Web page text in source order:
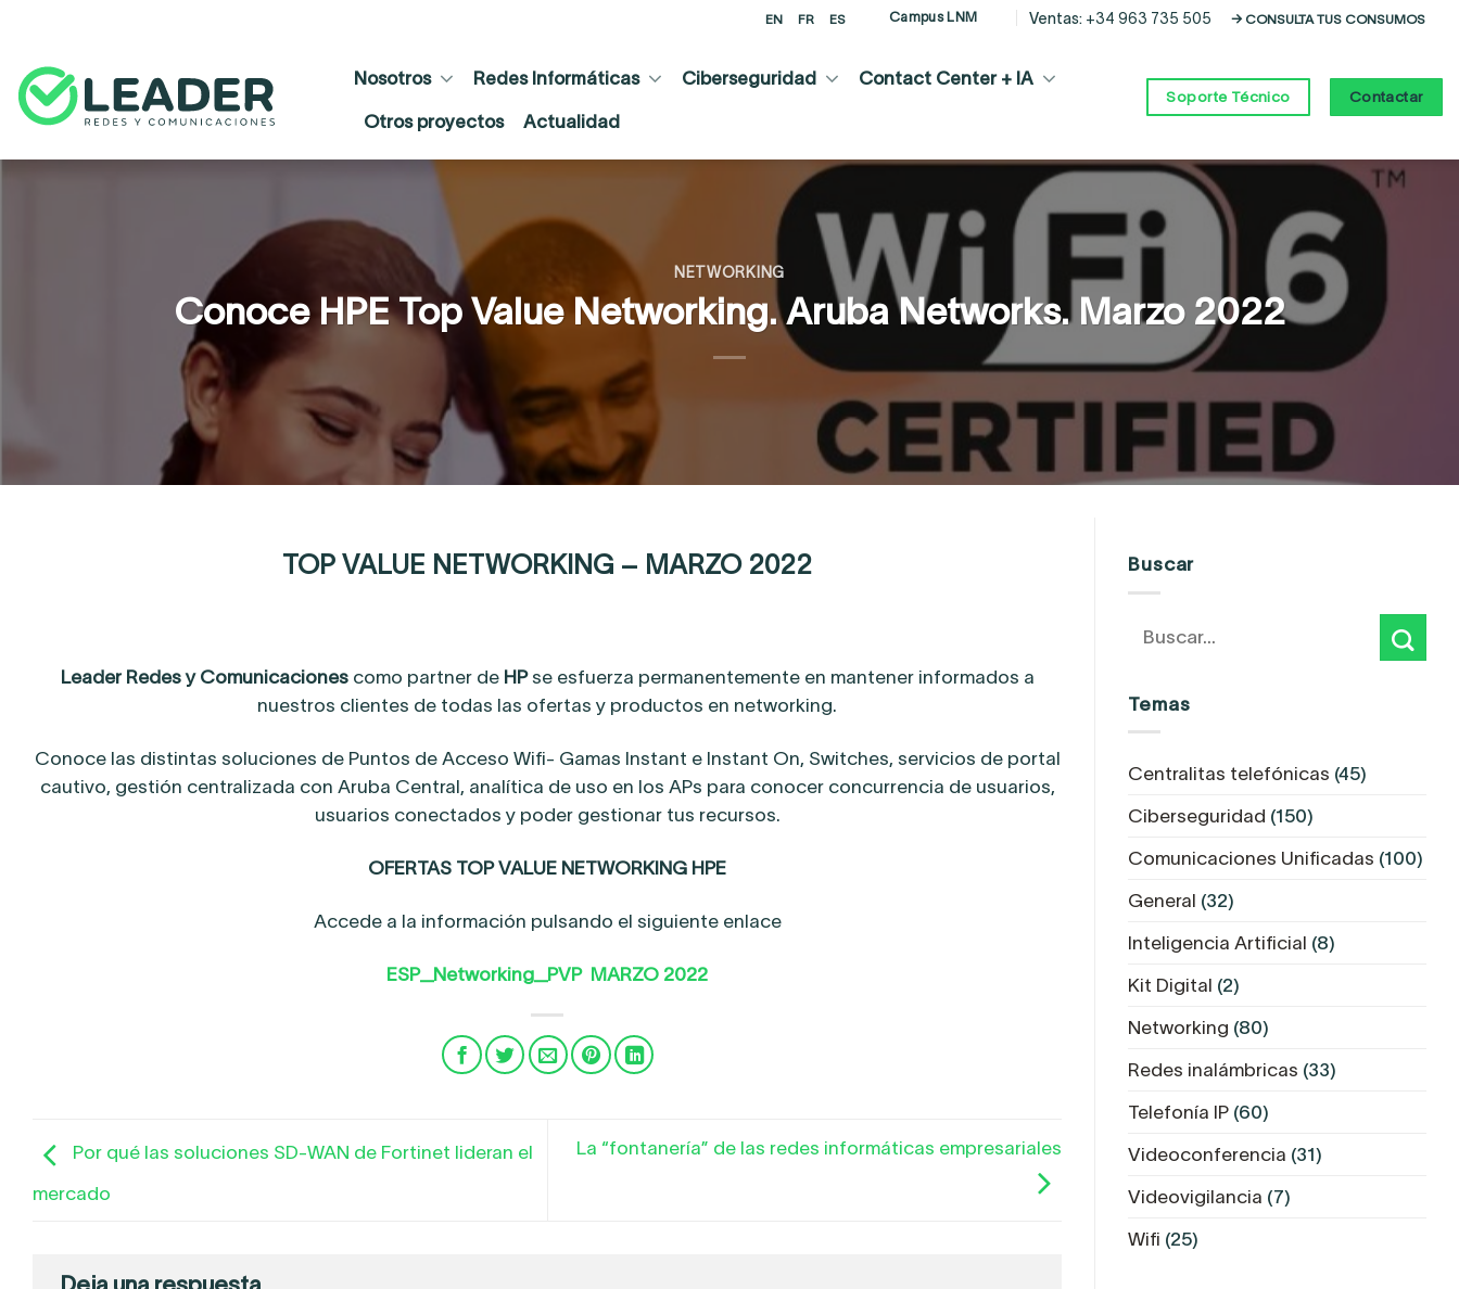
content
EN FR ES Campus LNM Ventas: +34 963 735 505 → CONSULTA TUS CONSUMOS
Nosotros Redes Informáticas Ciberseguridad Contact Center + IA
Otros proyectos Actualidad
Soporte Técnico Contactar
NETWORKING
Conoce HPE Top Value Networking. Aruba Networks. Marzo 2022
TOP VALUE NETWORKING – MARZO 2022
Leader Redes y Comunicacionescomo partner de HPse esfuerza permanentemente en mantener informados a
nuestros clientes de todas las ofertas y productos en networking.
Conoce las distintas soluciones de Puntos de Acceso Wifi- Gamas Instant e Instant On, Switches, servicios de portal
cautivo, gestión centralizada con Aruba Central, analítica de uso en los APs para conocer concurrencia de usuarios,
usuarios conectados y poder gestionar tus recursos.
OFERTAS TOP VALUE NETWORKING HPE
Accede a la información pulsando el siguiente enlace
ESP_Networking_PVP MARZO 2022
Por qué las soluciones SD-WAN de Fortinet lideran el
mercado
La “fontanería” de las redes informáticas empresariales
Deja una respuesta
Buscar
Temas
Centralitas telefónicas (45)
Ciberseguridad (150)
Comunicaciones Unificadas (100)
General (32)
Inteligencia Artificial (8)
Kit Digital (2)
Networking (80)
Redes inalámbricas (33)
Telefonía IP (60)
Videoconferencia (31)
Videovigilancia (7)
Wifi (25)